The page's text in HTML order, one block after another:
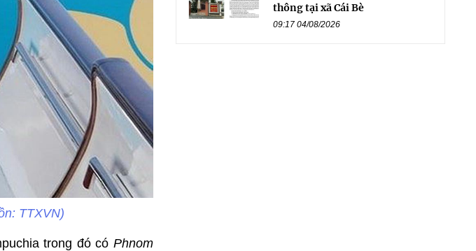
TTXVN)
trong đó có Phnom
thông tại xã Cái Bè
09:17 04/08/2026